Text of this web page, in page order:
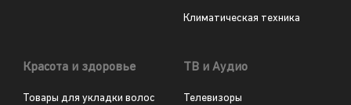
Климатическая техника
Красота и здоровье
Товары для укладки волос
ТВ и Аудио
Телевизоры